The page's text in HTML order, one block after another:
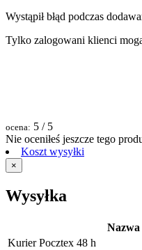
Wystąpił błąd podczas
Tylko zalogowani klienci
ocena: 5 / 5
Nie oceniłeś jeszcze tego
Koszt wysyłki
×
Wysyłka
Nazwa
Kurier Pocztex 48 h